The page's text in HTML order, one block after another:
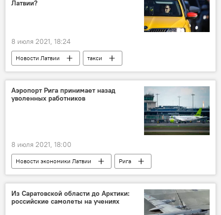
Латвии?
8 июля 2021, 18:24
Новости Латвии такси
Аэропорт Рига принимает назад
уволенных работников
8 июля 2021, 18:00
Новости экономики Латвии
Рига
путешествие
Международный аэропорт Рига
Из Саратовской области до Арктики:
российские самолеты на учениях